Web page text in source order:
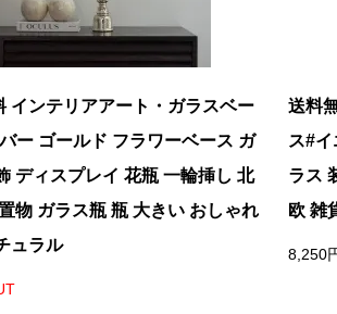
インテリアアート・ガラスベー
ー ゴールド フラワーベース ガ
ディスプレイ 花瓶 一輪挿し 北
物 ガラス瓶 瓶 大きい おしゃれ
ュラル
送料
ス#
ラス
欧 雑
8,250